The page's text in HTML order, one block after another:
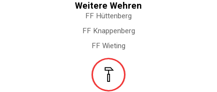
Weitere Wehren
FF Hüttenberg
FF Knappenberg
FF Wieting